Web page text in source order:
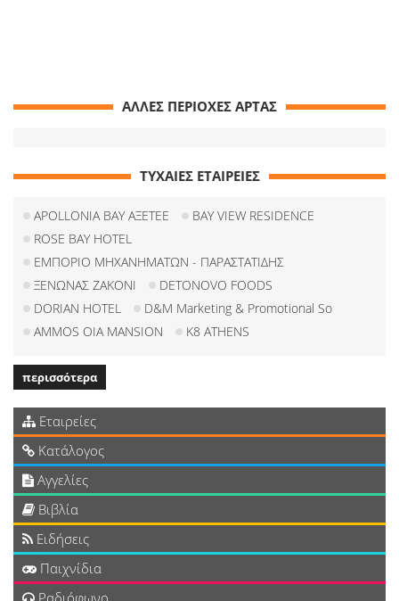
ΑΛΛΕΣ ΠΕΡΙΟΧΕΣ ΑΡΤΑΣ
ΤΥΧΑΙΕΣ ΕΤΑΙΡΕΙΕΣ
APOLLONIA BAY ΑΞΕΤΕΕ
BAY VIEW RESIDENCE
ROSE BAY HOTEL
ΕΜΠΟΡΙΟ ΜΗΧΑΝΗΜΑΤΩΝ - ΠΑΡΑΣΤΑΤΙΔΗΣ
ΞΕΝΩΝΑΣ ΖΑΚΟΝΙ
DETΟΝOVO FOODS
DORIAN HOTEL
D&M Marketing & Promotional So
AMMOS OIA MANSION
K8 ATHENS
περισσότερα
Εταιρείες
Κατάλογος
Αγγελίες
Βιβλία
Ειδήσεις
Παιχνίδια